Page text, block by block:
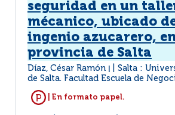
seguridad en un
mécanico, ubicado
ingenio azucarero,
provincia de Salta
Díaz, César Ramón
Salta :
de Salta. Facultad Escuela de
| En formato papel.